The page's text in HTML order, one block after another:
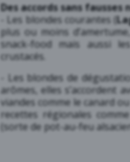
Des accords sans fausses
- Les blondes courantes (
plus ou moins
snack-food mais aussi
crustacés.
- Les blondes de
arômes, elles s’accordent
viandes comme le canard
recettes régionales
(sorte de pot-au-feu